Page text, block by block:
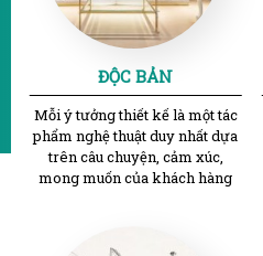
ĐỘC BẢN
Mỗi ý tưởng thiết kế là một tác
phẩm nghệ thuật duy nhất dựa
trên câu chuyện, cảm xúc,
mong muốn của khách hàng